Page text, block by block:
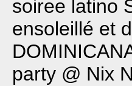
soiree latino
ensoleillé et
party @ Nix